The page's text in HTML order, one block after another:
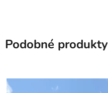
Podobné produkty